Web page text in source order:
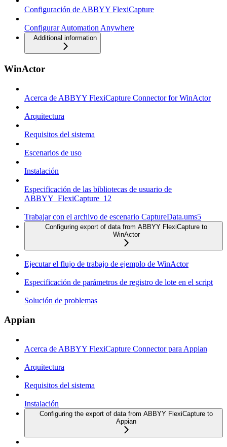
Configuración de ABBYY FlexiCapture
Configurar Automation Anywhere
Additional information
WinActor
Acerca de ABBYY FlexiCapture Connector for WinActor
Arquitectura
Requisitos del sistema
Escenarios de uso
Instalación
Especificación de las bibliotecas de usuario de
ABBYY_FlexiCapture_12
Trabajar con el archivo de escenario CaptureData.ums5
Configuring export of data from ABBYY FlexiCapture to
WinActor
Ejecutar el flujo de trabajo de ejemplo de WinActor
Especificación de parámetros de registro de lote en el script
Solución de problemas
Appian
Acerca de ABBYY FlexiCapture Connector para Appian
Arquitectura
Requisitos del sistema
Instalación
Configuring the export of data from ABBYY FlexiCapture to
Appian